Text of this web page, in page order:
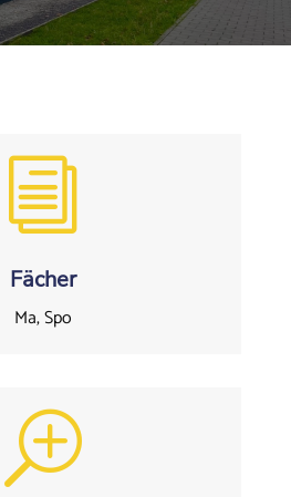
i
Fächer
Ma, Spo
T